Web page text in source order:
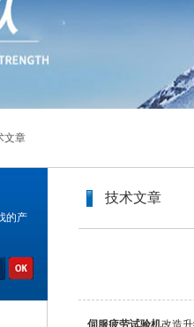
文章
的产
技术文章
伺服疲劳试验机改造